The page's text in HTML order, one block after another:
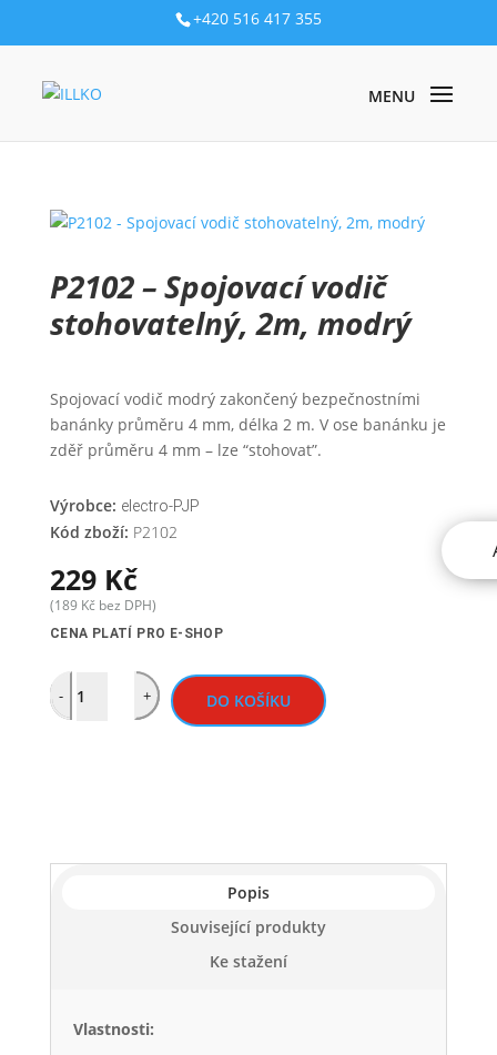
+420 516 417 355
MĚŘICÍ VODIČE A KABELY/ P2102 –
P2102 – Spojovací vodič
stohovatelný, 2m, modrý
Spojovací vodič modrý zakončený bezpečnostními
banánky průměru 4 mm, délka 2 m. V ose banánku je
zděř průměru 4 mm – lze “stohovat”.
Kód zboží: P2102
Výrobce: electro-PJP
229 Kč
(189 Kč bez DPH)
CENA PLATÍ PRO E-SHOP
Quantity
- + DO KOŠÍKU
Popis
Související produkty
Ke stažení
Vlastnosti: